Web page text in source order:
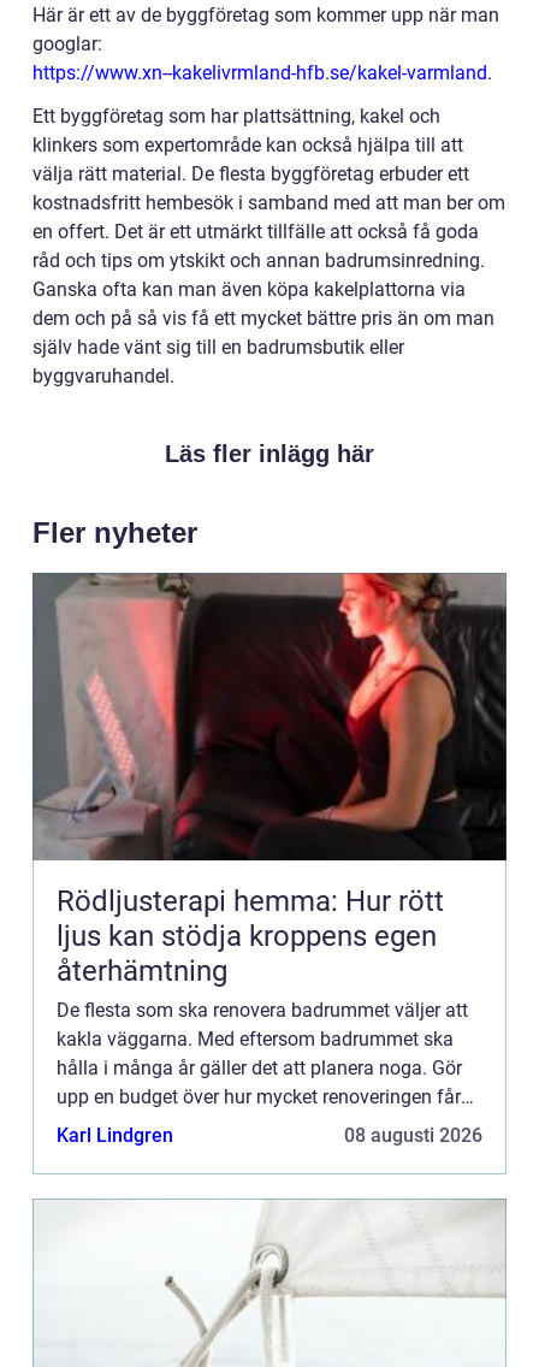
Här är ett av de byggföretag som kommer upp när man
googlar:
https://www.xn--kakelivrmland-hfb.se/kakel-varmland.
Ett byggföretag som har plattsättning, kakel och
klinkers som expertområde kan också hjälpa till att
välja rätt material. De flesta byggföretag erbuder ett
kostnadsfritt hembesök i samband med att man ber om
en offert. Det är ett utmärkt tillfälle att också få goda
råd och tips om ytskikt och annan badrumsinredning.
Ganska ofta kan man även köpa kakelplattorna via
dem och på så vis få ett mycket bättre pris än om man
själv hade vänt sig till en badrumsbutik eller
byggvaruhandel.
Läs fler inlägg här
Fler nyheter
Rödljusterapi hemma: Hur rött
ljus kan stödja kroppens egen
återhämtning
De flesta som ska renovera badrummet väljer att
kakla väggarna. Med eftersom badrummet ska
hålla i många år gäller det att planera noga. Gör
upp en budget över hur mycket renoveringen får
kosta. Det finns nämligen mycket kakel som är
Karl Lindgren 08 augusti 2026